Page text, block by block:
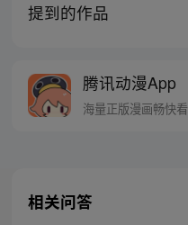
提到的作品
腾讯动漫App
海量正版漫画畅快看
相关问答